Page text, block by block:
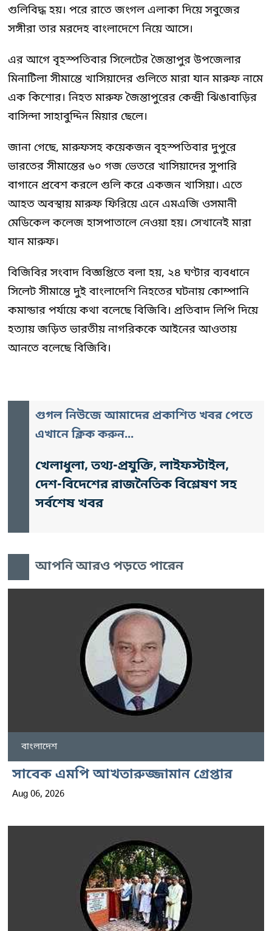
গুলিবিদ্ধ হয়। পরে রাতে জংগল এলাকা দিয়ে সবুজের
সঙ্গীরা তার মরদেহ বাংলাদেশে নিয়ে আসে।
এর আগে বৃহস্পতিবার সিলেটের জৈন্তাপুর উপজেলার
মিনাটিলা সীমান্তে খাসিয়াদের গুলিতে মারা যান মারুফ নামে
এক কিশোর। নিহত মারুফ জৈন্তাপুরের কেন্দ্রী ঝিঙাবাড়ির
বাসিন্দা সাহাবুদ্দিন মিয়ার ছেলে।
জানা গেছে, মারুফসহ কয়েকজন বৃহস্পতিবার দুপুরে
ভারতের সীমান্তের ৬০ গজ ভেতরে খাসিয়াদের সুপারি
বাগানে প্রবেশ করলে গুলি করে একজন খাসিয়া। এতে
আহত অবস্থায় মারুফ ফিরিয়ে এনে এমএজি ওসমানী
মেডিকেল কলেজ হাসপাতালে নেওয়া হয়। সেখানেই মারা
যান মারুফ।
বিজিবির সংবাদ বিজ্ঞপ্তিতে বলা হয়, ২৪ ঘণ্টার ব্যবধানে
সিলেট সীমান্তে দুই বাংলাদেশি নিহতের ঘটনায় কোম্পানি
কমান্ডার পর্যায়ে কথা বলেছে বিজিবি। প্রতিবাদ লিপি দিয়ে
হত্যায় জড়িত ভারতীয় নাগরিককে আইনের আওতায়
আনতে বলেছে বিজিবি।
গুগল নিউজে আমাদের প্রকাশিত খবর পেতে
এখানে ক্লিক করুন...
খেলাধুলা, তথ্য-প্রযুক্তি, লাইফস্টাইল,
দেশ-বিদেশের রাজনৈতিক বিশ্লেষণ সহ
সর্বশেষ খবর
আপনি আরও পড়তে পারেন
বাংলাদেশ
সাবেক এমপি আখতারুজ্জামান গ্রেপ্তার
Aug 06, 2026